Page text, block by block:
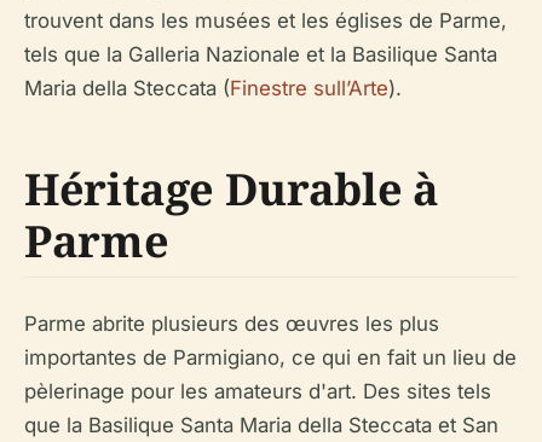
trouvent dans les musées et les églises de Parme,
tels que la Galleria Nazionale et la Basilique Santa
Maria della Steccata (Finestre sull’Arte).
Héritage Durable à
Parme
Parme abrite plusieurs des œuvres les plus
importantes de Parmigiano, ce qui en fait un lieu de
pèlerinage pour les amateurs d'art. Des sites tels
que la Basilique Santa Maria della Steccata et San